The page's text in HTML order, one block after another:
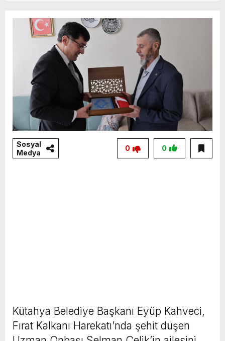
Sosyal
Medya
0
0
Kütahya Belediye Başkanı Eyüp Kahveci,
Fırat Kalkanı Harekatı’nda şehit düşen